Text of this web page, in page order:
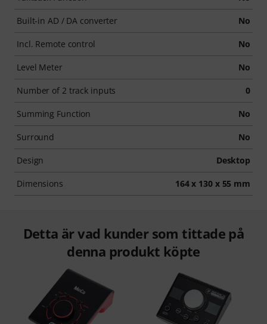
Built-in AD / DA converter No
Incl. Remote control No
Level Meter No
Number of 2 track inputs 0
Summing Function No
Surround No
Design Desktop
Dimensions 164 x 130 x 55 mm
Detta är vad kunder som tittade på
denna produkt köpte